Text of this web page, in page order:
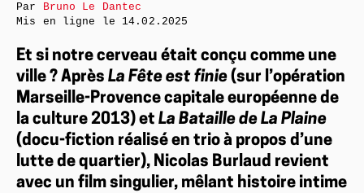
Et si notre cerveau était conçu comme une
ville ? Après La Fête est finie (sur l’opération
Marseille-Provence capitale européenne de
la culture 2013) et La Bataille de La Plaine
(docu-fiction réalisé en trio à propos d’une
lutte de quartier), Nicolas Burlaud revient
avec un film singulier, mêlant histoire intime
Par Bruno Le Dantec
Mis en ligne le 14.02.2025